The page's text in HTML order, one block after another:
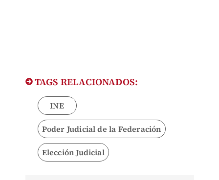
TAGS RELACIONADOS:
INE
Poder Judicial de la Federación
Elección Judicial